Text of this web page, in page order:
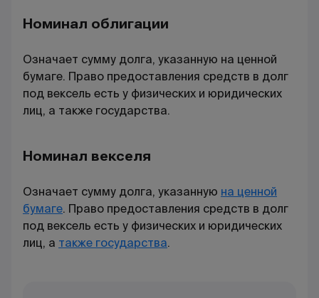
Номинал облигации
Означает сумму долга, указанную на ценной
бумаге. Право предоставления средств в долг
под вексель есть у физических и юридических
лиц, а также государства.
Номинал векселя
Означает сумму долга, указанную на ценной
бумаге. Право предоставления средств в долг
под вексель есть у физических и юридических
лиц, а также государства.